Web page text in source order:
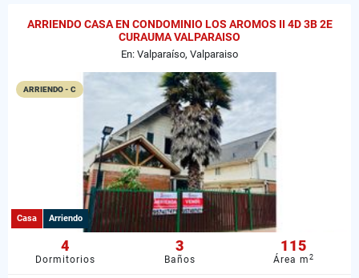
ARRIENDO CASA EN CONDOMINIO LOS AROMOS II 4D 3B 2E
CURAUMA VALPARAISO
En: Valparaíso, Valparaiso
ARRIENDO - C
Casa Arriendo
4
Dormitorios
3
Baños
115
Área m2